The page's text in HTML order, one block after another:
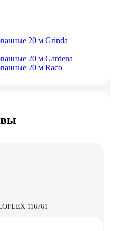
20 м Grinda
20 м Gardena
20 м Raco
116761